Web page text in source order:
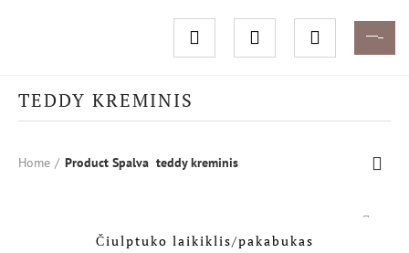
TEDDY KREMINIS
Home Product Spalva teddy kreminis
Čiulptuko laikiklis/pakabukas